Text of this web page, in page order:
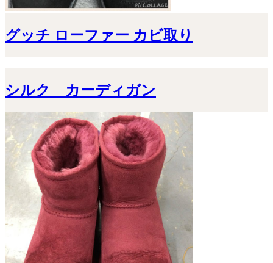
グッチ ローファー カビ取り
シルク カーディガン